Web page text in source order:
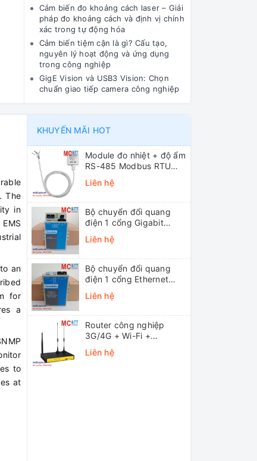
Cảm biến đo khoảng cách laser – Giải
pháp đo khoảng cách và định vị chính
xác trong tự động hóa
Cảm biến tiệm cận là gì? Cấu tạo,
nguyên lý hoạt động và ứng dụng
trong công nghiệp
GigE Vision và USB3 Vision: Chọn
chuẩn giao tiếp camera công nghiệp
The
in
an
for
a
to
at
KHUYẾN MÃI HOT
Module đo nhiệt + độ ẩm
RS-485 Modbus RTU
ICP DAS DL-10 CR
Liên hệ
Bộ chuyển đổi quang
điện 1 cổng Gigabit
Ethernet 3Onedata
MODEL3012-S-SC-
mode, SC, 20KM)
Liên hệ
Bộ chuyển đổi quang
điện 1 cổng Ethernet
3onedata MODEL1100-
S-SC-20KM (Dual fiber,
Liên hệ
Router công nghiệp
3G/4G + Wi-Fi +
APN/VPN Four-Faith
F3436
Liên hệ